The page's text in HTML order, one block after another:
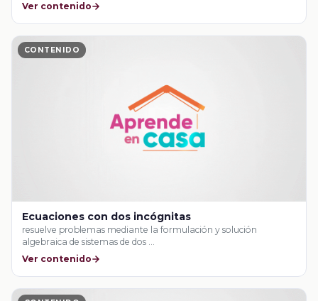
Ver contenido
CONTENIDO
Ecuaciones con dos incógnitas
resuelve problemas mediante la formulación y solución
algebraica de sistemas de dos …
Ver contenido